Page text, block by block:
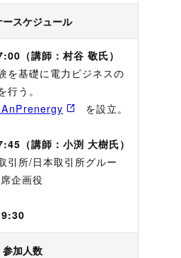
スケジュール
（講師：村谷 敬氏）
を基礎に電力ビジネスの
行う。
AnPrenergy を設立。
（講師：小渕 大樹氏）
引所/日本取引所グルー
企画役
参加人数